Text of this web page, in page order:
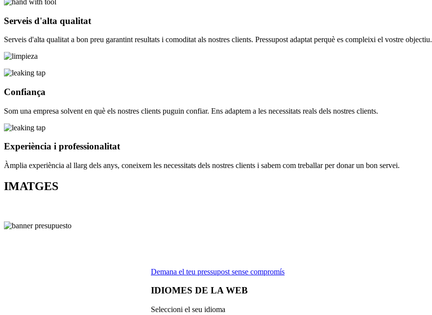
Serveis d'alta qualitat
Serveis d'alta qualitat a bon preu garantint resultats i comoditat als nostres clients. Pressupost adaptat perquè es compleixi el vostre objectiu.
Confiança
Som una empresa solvent en què els nostres clients puguin confiar. Ens adaptem a les necessitats reals dels nostres clients.
Experiència i professionalitat
Àmplia experiència al llarg dels anys, coneixem les necessitats dels nostres clients i sabem com treballar per donar un bon servei.
IMATGES
Demana el teu pressupost sense compromís
IDIOMES DE LA WEB
Seleccioni el seu idioma